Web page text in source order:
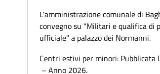
L'amministrazione comunale di
convegno su "Militari e qualifica di
ufficiale" a palazzo dei Normanni.
Centri estivi per minori: Pubblicata
– Anno 2026.